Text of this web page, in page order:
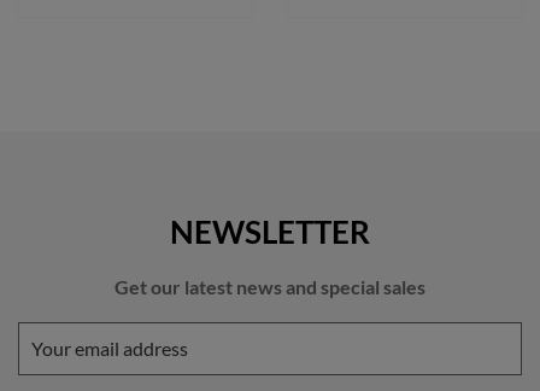
NEWSLETTER
Get our latest news and special sales